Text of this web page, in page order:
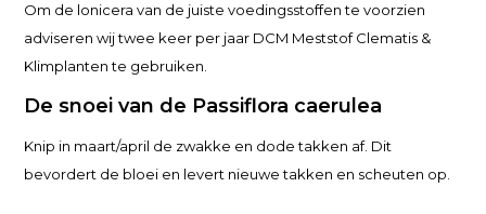
Om de lonicera van de juiste voedingsstoffen te voorzien
adviseren wij twee keer per jaar DCM Meststof Clematis &
Klimplanten te gebruiken.
De snoei van de Passiflora caerulea
Knip in maart/april de zwakke en dode takken af. Dit
bevordert de bloei en levert nieuwe takken en scheuten op.